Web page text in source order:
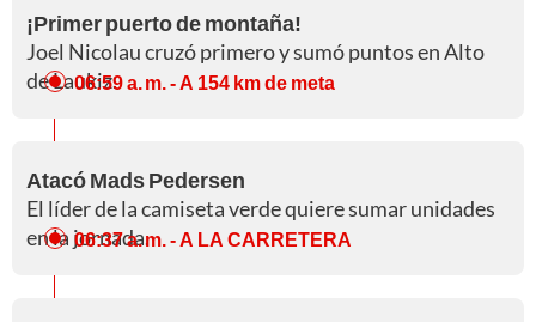
¡Primer puerto de montaña!
Joel Nicolau cruzó primero y sumó puntos en Alto
de Laukiz.06:59 a. m.- A 154 km de meta
Atacó Mads Pedersen
El líder de la camiseta verde quiere sumar unidades
en la jornada.
06:37 a. m.- A LA CARRETERA